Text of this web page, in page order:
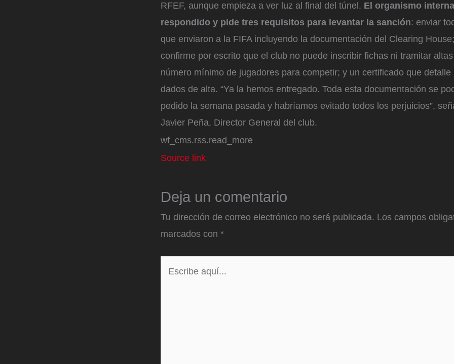
RFEF, aunque empieza a ver luz al final del túnel. El organismo
respondido y pide tres requisitos para levantar la sanción: enviar
que enviaron a la FIFA incluyendo la documentación del Clearing
confirme por escrito que el club no puede inscribir fichas ni tramitar altas
número mínimo de jugadores para competir; y un certificado que detalle
dados de alta. “Ya la hemos entregado. Toda esta documentación se
pedido la semana pasada y habríamos evitado todos los perjuicios”,
Javier Peña, Director General del club.
wf_cms.rss.read_more
Source link
Deja un comentario
Tu dirección de correo electrónico no será publicada. Los campos
marcados con *